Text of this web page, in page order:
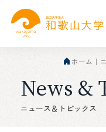
ホーム
News &
ニュース＆トピックス